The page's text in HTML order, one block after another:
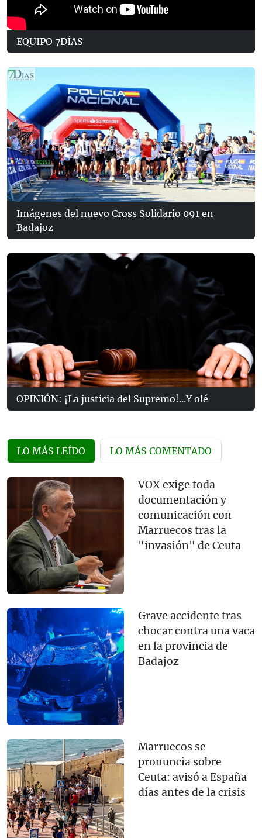
EQUIPO 7DÍAS
Imágenes del nuevo Cross Solidario 091 en
Badajoz
OPINIÓN: ¡La justicia del Supremo!...Y olé
LO MÁS LEÍDO LO MÁS COMENTADO
VOX exige toda
documentación y
comunicación con
Marruecos tras la
"invasión" de Ceuta
Grave accidente tras
chocar contra una vaca
en la provincia de
Badajoz
Marruecos se
pronuncia sobre
Ceuta: avisó a España
días antes de la crisis